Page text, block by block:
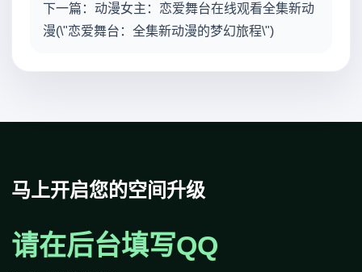
下一篇：动漫女主：恋爱舞台在线观看全集新动
漫(\"恋爱舞台：全集新动漫的梦幻旅程\")
马上开启您的空间升级
请在后台填写QQ